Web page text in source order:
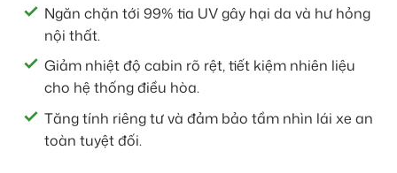
Ngăn chặn tới 99% tia UV gây hại da và hư hỏng
nội thất.
Giảm nhiệt độ cabin rõ rệt, tiết kiệm nhiên liệu
cho hệ thống điều hòa.
Tăng tính riêng tư và đảm bảo tầm nhìn lái xe an
toàn tuyệt đối.